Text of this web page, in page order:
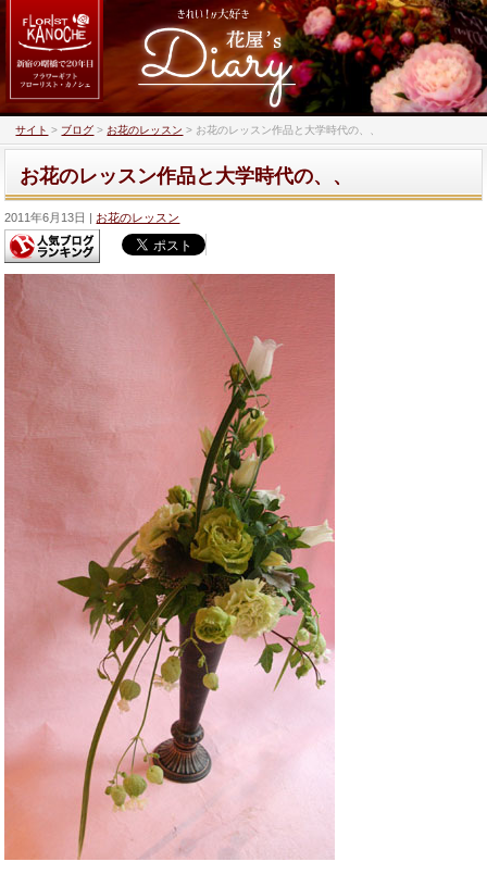
サイト > ブログ >お花のレッスン > お花のレッスン作品と大学時代の、、
お花のレッスン作品と大学時代の、、
2011年6月13日 お花のレッスン